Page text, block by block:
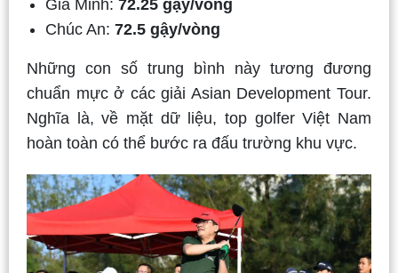
Gia Minh: 72.25 gậy/vòng
Chúc An: 72.5 gậy/vòng
Những con số trung bình này tương đương
chuẩn mực ở các giải Asian Development Tour.
Nghĩa là, về mặt dữ liệu, top golfer Việt Nam
hoàn toàn có thể bước ra đấu trường khu vực.